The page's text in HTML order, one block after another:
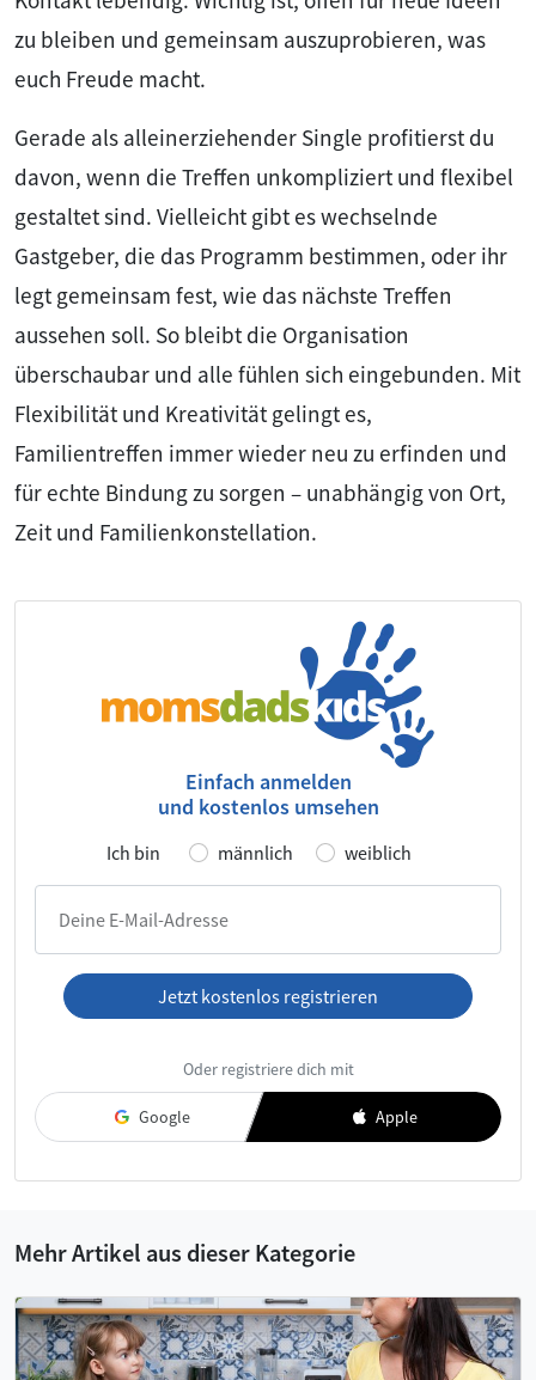
zu bleiben und gemeinsam auszuprobieren, was
euch Freude macht.
Gerade als alleinerziehender Single profitierst du
davon, wenn die Treffen unkompliziert und flexibel
gestaltet sind. Vielleicht gibt es wechselnde
Gastgeber, die das Programm bestimmen, oder ihr
legt gemeinsam fest, wie das nächste Treffen
aussehen soll. So bleibt die Organisation
überschaubar und alle fühlen sich eingebunden. Mit
Flexibilität und Kreativität gelingt es,
Familientreffen immer wieder neu zu erfinden und
für echte Bindung zu sorgen – unabhängig von Ort,
Zeit und Familienkonstellation.
Einfach anmelden
und kostenlos umsehen
Ich bin männlich weiblich
Deine E-Mail-Adresse
Jetzt kostenlos registrieren
Oder registriere dich mit
Google Apple
Mehr Artikel aus dieser Kategorie